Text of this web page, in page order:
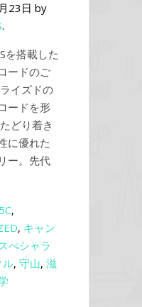
23日 by
.
を搭載した
ードのご
イズドの
ードを形
どり着き
に優れた
ー。先代
,
, キャン
ぺシャラ
ル, 守山, 滋